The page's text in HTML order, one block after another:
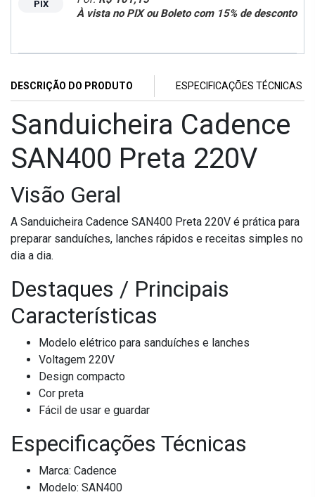
PIX
À vista no PIX ou Boleto com 15% de desconto
DESCRIÇÃO DO PRODUTO ESPECIFICAÇÕES TÉCNICAS
Sanduicheira Cadence
SAN400 Preta 220V
Visão Geral
A Sanduicheira Cadence SAN400 Preta 220V é prática para
preparar sanduíches, lanches rápidos e receitas simples no
dia a dia.
Destaques / Principais
Características
Modelo elétrico para sanduíches e lanches
Voltagem 220V
Design compacto
Cor preta
Fácil de usar e guardar
Especificações Técnicas
Marca: Cadence
Modelo: SAN400